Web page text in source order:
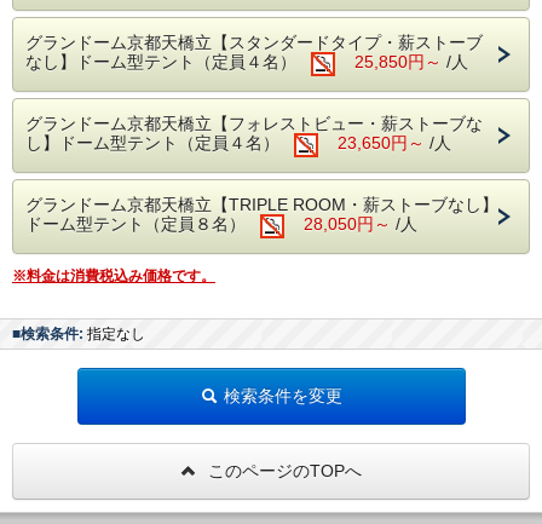
◆管理棟に併設の貸切温泉「海」、金温泉で
体の芯から温まる
◆キャンプギアを無料レンタル！スタッフお
すすめのキャンプ飯づくり体験
■----------------------------------------------
■インクルーシブサービス■
・キッチンカーのナイトバー（クラフトビー
ル、ワイン、ソフトドリンク）
・キャンプファイヤー用・焼きマシュマロ
ります）
どのキャンプギアレンタル
■貸切温泉「海」■
大人6名でも同時にゆったり入浴いただける
天然温泉「海」
キッチンカーのナイトバーなどインクルーシ
ブサービスや
キャンプギアを使ったご飯作りコンテンツな
どもご用意。
自然を快適に楽しむグランピングステイをご
体験ください。
【グランドーム京都天橋立】
■----------------------------------------------
◆夕食は和牛のステーキ、新鮮な海の幸、お
しゃれなスキレット料理が魅力のグランピン
グBBQ。朝食は作り立てをお召し上がりいた
だくローストビーフバーガーの1泊2食付きプ
ランとなります。
◆地元産の食材をご堪能頂くこだわりの食事
内容。グランドーム京都天橋立を100％楽し
グランドーム京都天橋立【スタンダードタイプ・薪ストーブ
なし】ドーム型テント（定員４名）
25,850円～ /人
グランドーム京都天橋立【フォレストビュー・薪ストーブな
し】ドーム型テント（定員４名）
23,650円～ /人
グランドーム京都天橋立【TRIPLE ROOM・薪ストーブなし】
ドーム型テント（定員８名）
28,050円～ /人
※料金は消費税込み価格です。
■検索条件: 指定なし
検索条件を変更
このページのTOPへ